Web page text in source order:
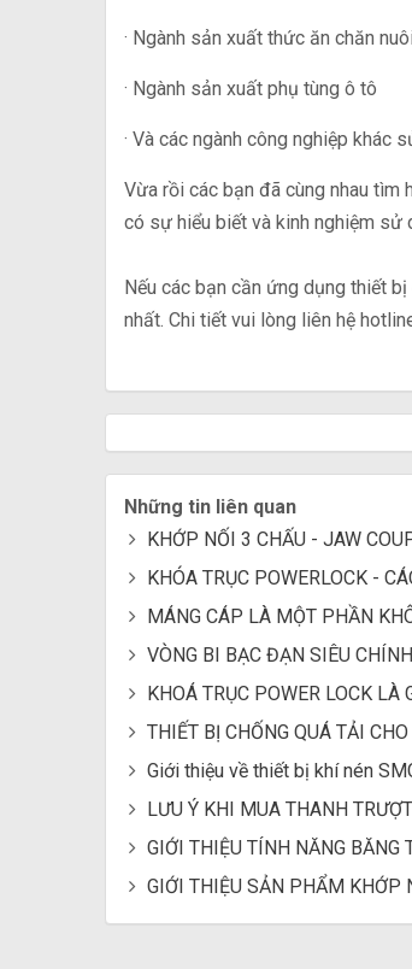
· Ngành sản xuất thức ăn chăn
· Ngành sản xuất phụ tùng ô tô
· Và các ngành công nghiệp khác
Vừa rồi các bạn đã cùng nhau
có sự hiểu biết và kinh nghiệm sử
Nếu các bạn cần ứng dụng thiết
nhất. Chi tiết vui lòng liên hệ
Những tin liên quan
KHỚP NỐI 3 CHẤU - JAW
KHÓA TRỤC POWERLOCK -
MÁNG CÁP LÀ MỘT PHẦN
VÒNG BI BẠC ĐẠN SIÊU
KHOÁ TRỤC POWER LOCK LÀ
THIẾT BỊ CHỐNG QUÁ TẢI
Giới thiệu về thiết bị khí nén
LƯU Ý KHI MUA THANH
GIỚI THIỆU TÍNH NĂNG BĂNG
GIỚI THIỆU SẢN PHẨM KHỚP